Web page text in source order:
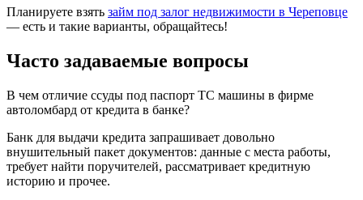
Планируете взять займ под залог недвижимости в Череповце
— есть и такие варианты, обращайтесь!
Часто задаваемые вопросы
В чем отличие ссуды под паспорт ТС машины в фирме
автоломбард от кредита в банке?
Банк для выдачи кредита запрашивает довольно
внушительный пакет документов: данные с места работы,
требует найти поручителей, рассматривает кредитную
историю и прочее.